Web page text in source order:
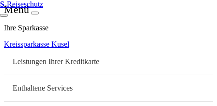
S-Reiseschutz
Menü
Ihre Sparkasse
Kreissparkasse Kusel
Leistungen Ihrer Kreditkarte
Enthaltene Services